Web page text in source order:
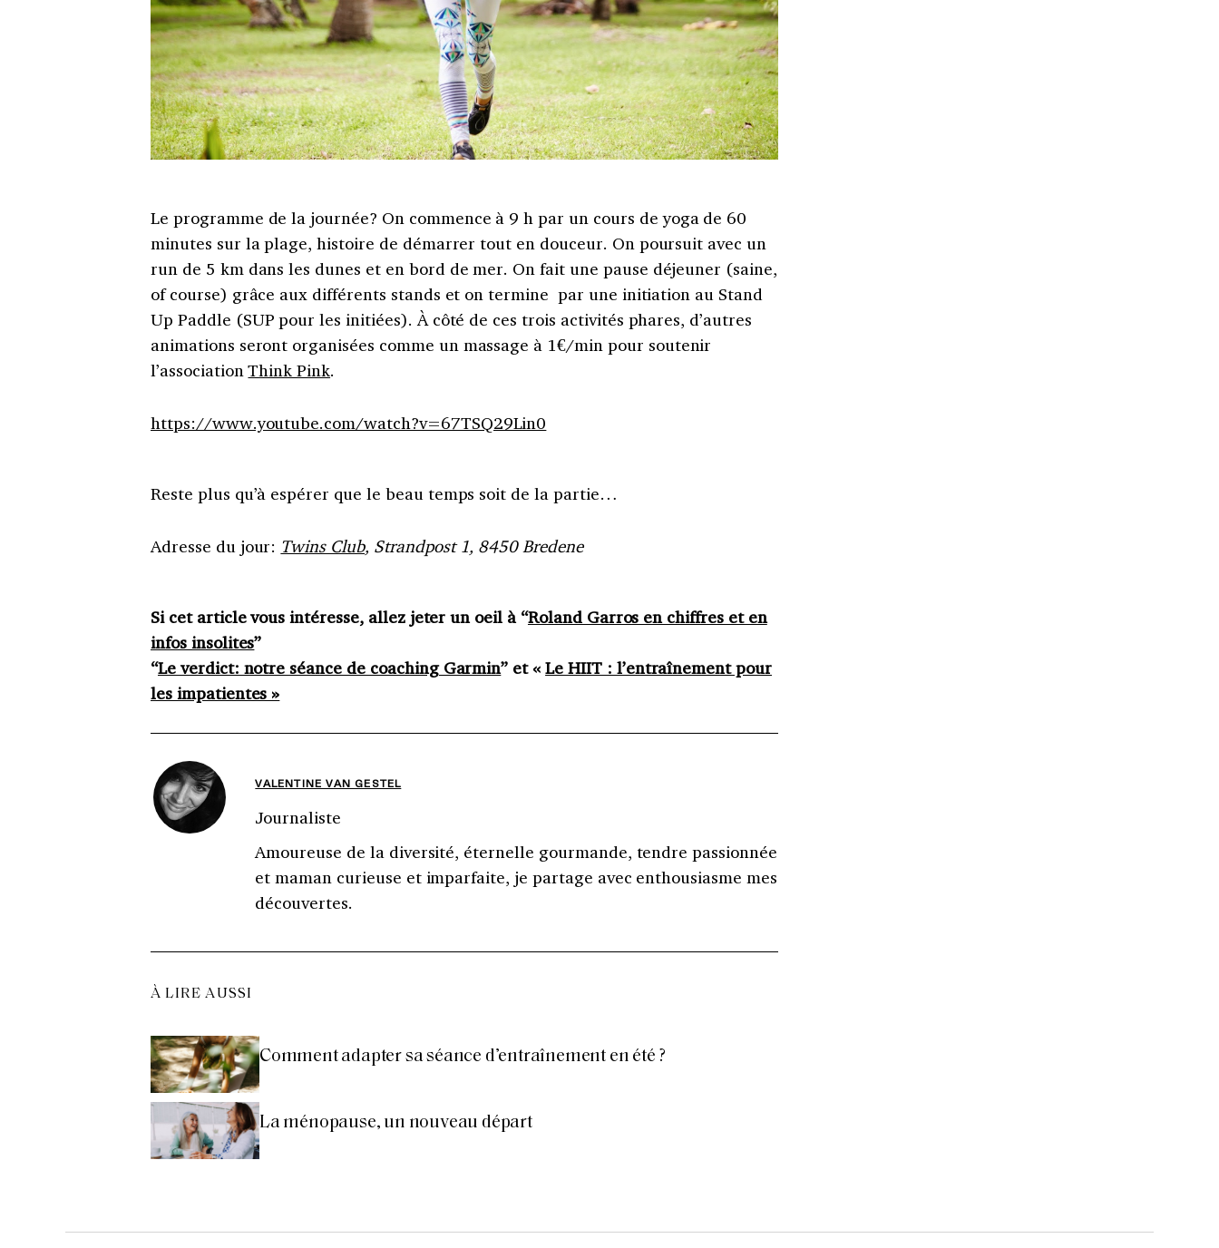
Le programme de la journée? On commence à 9 h par un cours de yoga de 60
minutes sur la plage, histoire de démarrer tout en douceur. On poursuit avec un
run de 5 km dans les dunes et en bord de mer. On fait une pause déjeuner (saine,
of course) grâce aux différents stands et on termine par une initiation au Stand
Up Paddle (SUP pour les initiées). À côté de ces trois activités phares, d’autres
animations seront organisées comme un massage à 1€/min pour soutenir
l’associationThink Pink.
https://www.youtube.com/watch?v=67TSQ29Lin0
Reste plus qu’à espérer que le beau temps soit de la partie…
Adresse du jour: Twins Club, Strandpost 1, 8450 Bredene
Si cet article vous intéresse, allez jeter un oeil à “Roland Garros en chiffres et en
infos insolites”
“Le verdict: notre séance de coaching Garmin” et «Le HIIT : l’entraînement pour
les impatientes »
VALENTINE VAN GESTEL
Journaliste
Amoureuse de la diversité, éternelle gourmande, tendre passionnée
et maman curieuse et imparfaite, je partage avec enthousiasme mes
découvertes.
À LIRE AUSSI
Comment adapter sa séance d’entraînement en été ?
La ménopause, un nouveau départ